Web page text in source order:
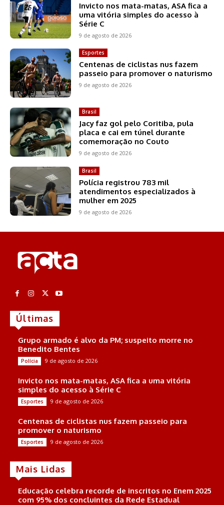
Invicto nos mata-matas, ASA fica a
uma vitória simples do acesso à
Série C
9 de agosto de 2026
Esportes
Centenas de ciclistas nus fazem
passeio para promover o naturismo
9 de agosto de 2026
Brasil
Jacy faz gol pelo Coritiba, pula
placa e cai em túnel durante
comemoração no Couto
9 de agosto de 2026
Brasil
Polícia registrou 783 mil
atendimentos especializados à
mulher em 2025
9 de agosto de 2026
Últimas
Grupo armado é alvo da PM; suspeito morre no
Benedito Bentes
Polícia 9 de agosto de 2026
Invicto nos mata-matas, ASA fica a uma vitória
simples do acesso à Série C
Esportes 9 de agosto de 2026
Centenas de ciclistas nus fazem passeio para
promover o naturismo
Esportes 9 de agosto de 2026
Mais Lidas
Educação celebra recorde de inscritos no Enem 2025
com 95% dos concluintes da Rede Estadual